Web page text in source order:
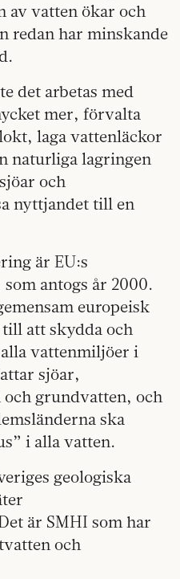
av vatten ökar och
redan har minskande
det arbetas med
mer, förvalta
laga vattenläckor
naturliga lagringen
och
nyttjandet till en
är EU:s
antogs år 2000.
europeisk
att skydda och
vattenmiljöer i
sjöar,
grundvatten, och
ska
i alla vatten.
geologiska
är SMHI som har
och